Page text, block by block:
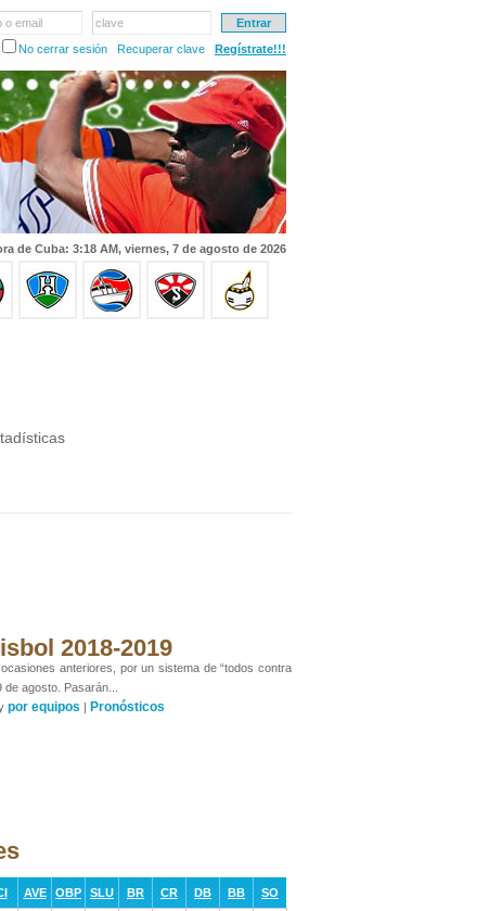
o email
clave
No cerrar sesión
Recuperar clave Regístrate!!!
de Cuba: 3:18 AM, viernes, 7 de agosto de 2026
2018-2019
anteriores, por un sistema de “todos contra
agosto. Pasarán...
por equipos | Pronósticos
AVE OBP SLU BR CR DB BB
SO